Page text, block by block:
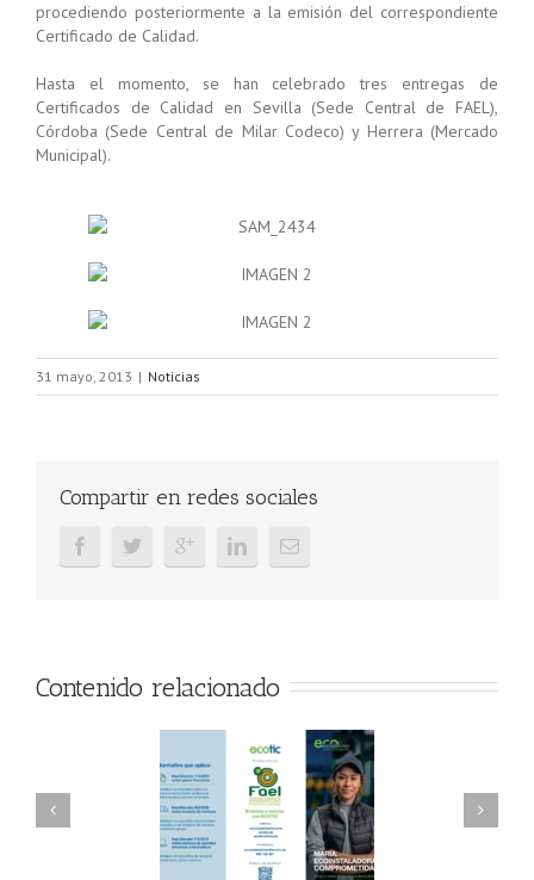
procediendo posteriormente a la emisión del correspondiente
Certificado de Calidad.
Hasta el momento, se han celebrado tres entregas de
Certificados de Calidad en Sevilla (Sede Central de FAEL),
Córdoba (Sede Central de Milar Codeco) y Herrera (Mercado
Municipal).
31 mayo, 2013 | Noticias
Compartir en redes sociales
Contenido relacionado
AAEL y
FAEL, Ecoasimelec y
Parque Joyero
Córdoba, colaboran